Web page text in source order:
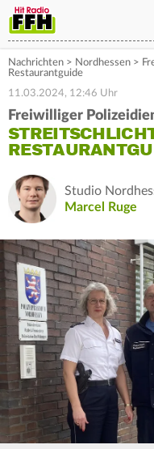
Nachrichten > Nordhessen >
Restaurantguide
11.03.2024, 12:46 Uhr
Freiwilliger
Studio
Marcel Ruge